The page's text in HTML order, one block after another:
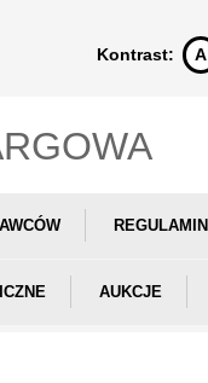
Kontrast: A
REGULAMIN
AUKCJE